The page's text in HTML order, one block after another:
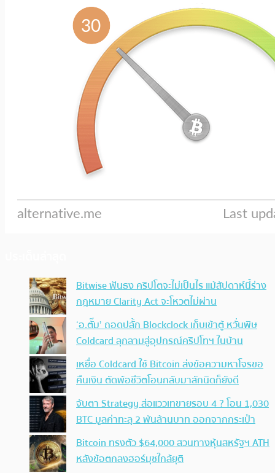
Bitwise ฟันธง คริปโตจะไม่เป็นไร แม้สัปดาห์นี้ร่าง
กฎหมาย Clarity Act จะโหวตไม่ผ่าน
‘อ.ตั๊ม’ ถอดปลั้ก Blockclock เก็บเข้าตู้ หวั่นพิษ
Coldcard ลุกลามสู่อุปกรณ์คริปโทฯ ในบ้าน
เหยื่อ Coldcard ใช้ Bitcoin ส่งข้อความหาโจรขอ
คืนเงิน ตัดพ้อชีวิตโอนกลับมาสักนิดก็ยังดี
จับตา Strategy ส่อแววเทขายรอบ 4 ? โอน 1,030
BTC มูลค่าทะลุ 2 พันล้านบาท ออกจากกระเป๋า
Bitcoin ทรงตัว $64,000 สวนทางหุ้นสหรัฐฯ ATH
หลังข้อตกลงฮอร์มุซใกล้ยุติ